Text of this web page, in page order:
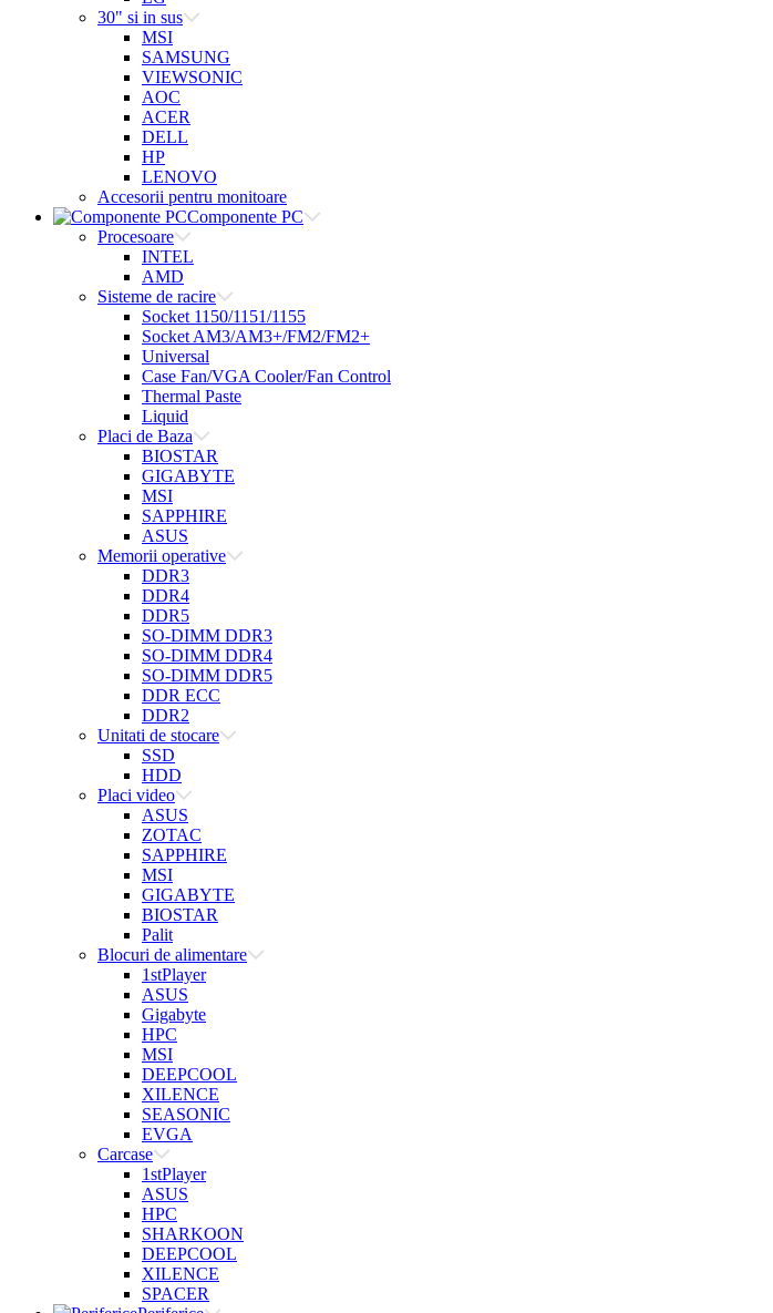
30" si in sus
MSI
SAMSUNG
VIEWSONIC
AOC
ACER
DELL
HP
LENOVO
Accesorii pentru monitoare
Componente PC
Procesoare
INTEL
AMD
Sisteme de racire
Socket 1150/1151/1155
Socket AM3/AM3+/FM2/FM2+
Universal
Case Fan/VGA Cooler/Fan Control
Thermal Paste
Liquid
Placi de Baza
BIOSTAR
GIGABYTE
MSI
SAPPHIRE
ASUS
Memorii operative
DDR3
DDR4
DDR5
SO-DIMM DDR3
SO-DIMM DDR4
SO-DIMM DDR5
DDR ECC
DDR2
Unitati de stocare
SSD
HDD
Placi video
ASUS
ZOTAC
SAPPHIRE
MSI
GIGABYTE
BIOSTAR
Palit
Blocuri de alimentare
1stPlayer
ASUS
Gigabyte
HPC
MSI
DEEPCOOL
XILENCE
SEASONIC
EVGA
Carcase
1stPlayer
ASUS
HPC
SHARKOON
DEEPCOOL
XILENCE
SPACER